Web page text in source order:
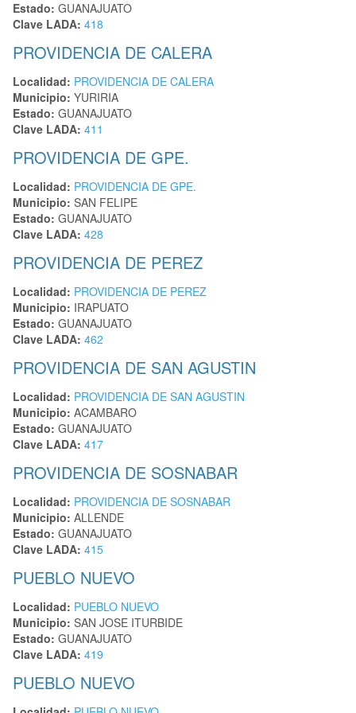
Estado: GUANAJUATO
Clave LADA: 418
PROVIDENCIA DE CALERA
Localidad: PROVIDENCIA DE CALERA
Municipio: YURIRIA
Estado: GUANAJUATO
Clave LADA: 411
PROVIDENCIA DE GPE.
Localidad: PROVIDENCIA DE GPE.
Municipio: SAN FELIPE
Estado: GUANAJUATO
Clave LADA: 428
PROVIDENCIA DE PEREZ
Localidad: PROVIDENCIA DE PEREZ
Municipio: IRAPUATO
Estado: GUANAJUATO
Clave LADA: 462
PROVIDENCIA DE SAN AGUSTIN
Localidad: PROVIDENCIA DE SAN AGUSTIN
Municipio: ACAMBARO
Estado: GUANAJUATO
Clave LADA: 417
PROVIDENCIA DE SOSNABAR
Localidad: PROVIDENCIA DE SOSNABAR
Municipio: ALLENDE
Estado: GUANAJUATO
Clave LADA: 415
PUEBLO NUEVO
Localidad: PUEBLO NUEVO
Municipio: SAN JOSE ITURBIDE
Estado: GUANAJUATO
Clave LADA: 419
PUEBLO NUEVO